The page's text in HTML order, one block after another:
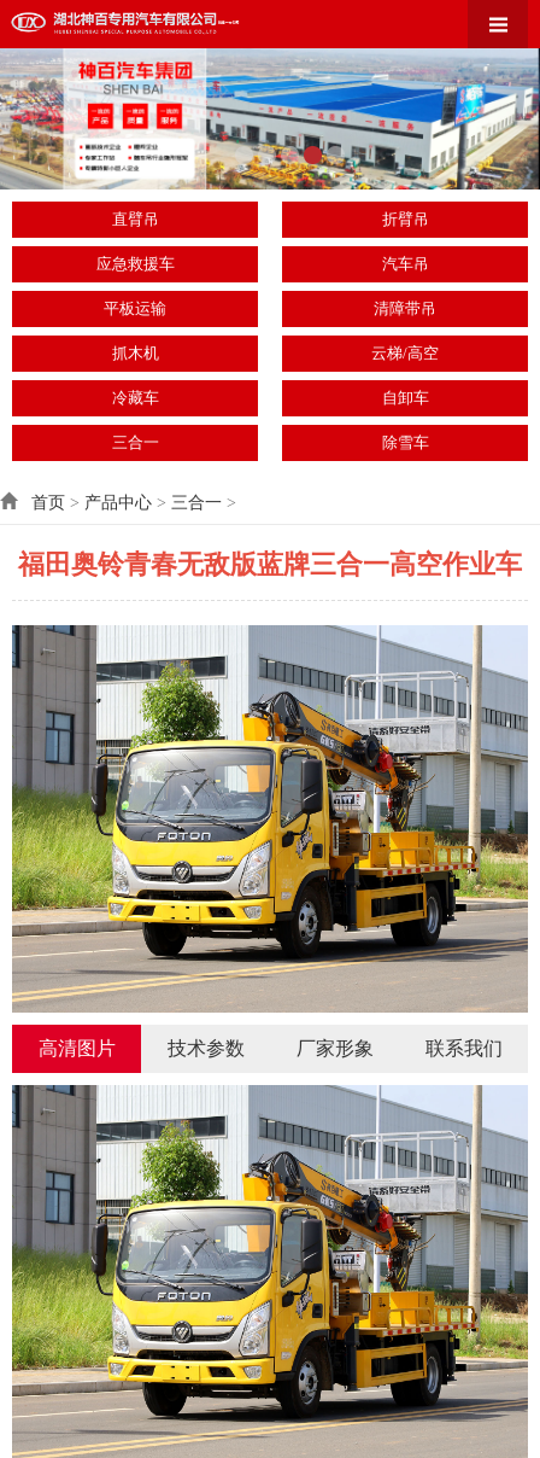
直臂吊 折臂吊
应急救援车 汽车吊
平板运输 清障带吊
抓木机 云梯/高空
冷藏车 自卸车
三合一 除雪车
首页 > 产品中心 > 三合一 >
福田奥铃青春无敌版蓝牌三合一高空作业车
高清图片 技术参数 厂家形象 联系我们